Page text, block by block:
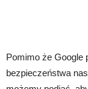
Pomimo że Google
bezpieczeństwa